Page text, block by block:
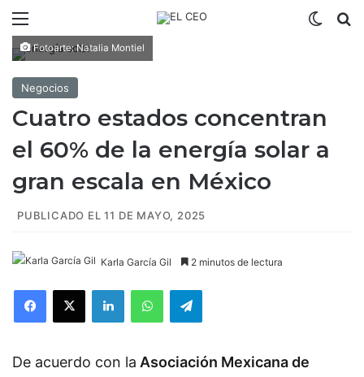
Fotoarte: Natalia Montiel
Negocios
Cuatro estados concentran
el 60% de la energía solar a
gran escala en México
PUBLICADO EL 11 DE MAYO, 2025
Karla García Gil 2 minutos de lectura
De acuerdo con la Asociación Mexicana de